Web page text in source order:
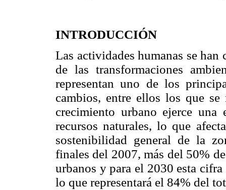
INTRODUCCIÓN
Las actividades humanas se
de las transformaciones
representan uno de los
cambios, entre ellos los que
crecimiento urbano ejerce
recursos naturales, lo que
sostenibilidad general de la
finales del 2007, más del 50%
urbanos y para el 2030 esta
lo que representará el 84% del